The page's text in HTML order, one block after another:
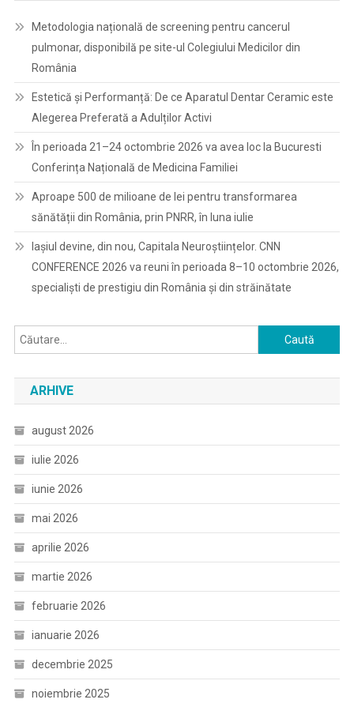
Metodologia națională de screening pentru cancerul
pulmonar, disponibilă pe site-ul Colegiului Medicilor din
România
Estetică și Performanță: De ce Aparatul Dentar Ceramic este
Alegerea Preferată a Adulților Activi
În perioada 21–24 octombrie 2026 va avea loc la Bucuresti
Conferința Națională de Medicina Familiei
Aproape 500 de milioane de lei pentru transformarea
sănătății din România, prin PNRR, în luna iulie
Iașiul devine, din nou, Capitala Neuroștiințelor. CNN
CONFERENCE 2026 va reuni în perioada 8–10 octombrie 2026,
specialiști de prestigiu din România și din străinătate
Caută
după:
ARHIVE
august 2026
iulie 2026
iunie 2026
mai 2026
aprilie 2026
martie 2026
februarie 2026
ianuarie 2026
decembrie 2025
noiembrie 2025